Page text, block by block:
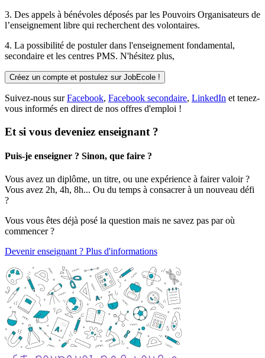
3. Des appels à bénévoles déposés par les Pouvoirs Organisateurs de
l’enseignement libre qui recherchent des volontaires.
4. La possibilité de postulerdans l'enseignement fondamental,
secondaire et les centres PMS. N'hésitez plus,
Créez un compte et postulez sur JobEcole !
Suivez-nous surFacebook, Facebook secondaire, LinkedIn et tenez-
vous informés en direct de nos offres d'emploi !
Et si vous deveniez enseignant ?
Puis-je enseigner ? Sinon, que faire ?
Vous avez un diplôme, un titre, ou une expérience à fairer valoir ?
Vous avez 2h, 4h, 8h... Ou du temps à consacrer à un nouveau défi
?
Vous vous êtes déjà posé la question mais ne savez pas par où
commencer ?
Devenir enseignant ? Plus d'informations